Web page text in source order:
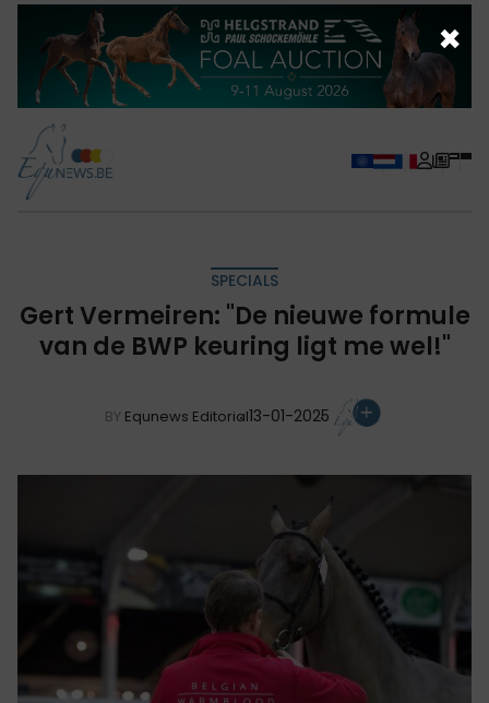
SPECIALS
Gert Vermeiren: "De nieuwe formule
van de BWP keuring ligt me wel!"
BY Equnews Editorial13-01-2025
×